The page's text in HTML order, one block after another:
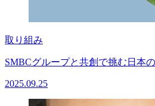
取り組み
SMBCグループと共創で挑む日本
2025.09.25